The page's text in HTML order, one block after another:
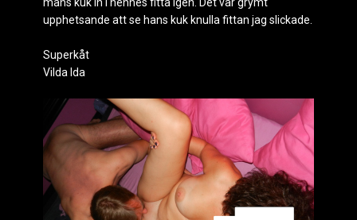
upphetsande att se hans kuk knulla fittan jag slickade.
Superkåt
Vilda Ida